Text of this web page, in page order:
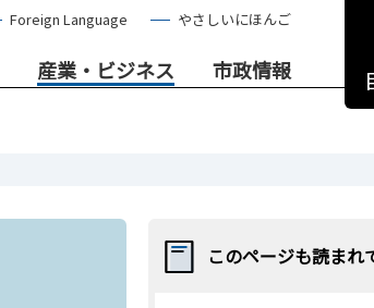
Foreign Language やさしいにほんご
産業・ビジネス 市政情報
このページも読まれ